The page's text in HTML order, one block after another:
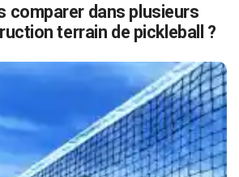
comparer dans plusieurs
terrain de pickleball ?